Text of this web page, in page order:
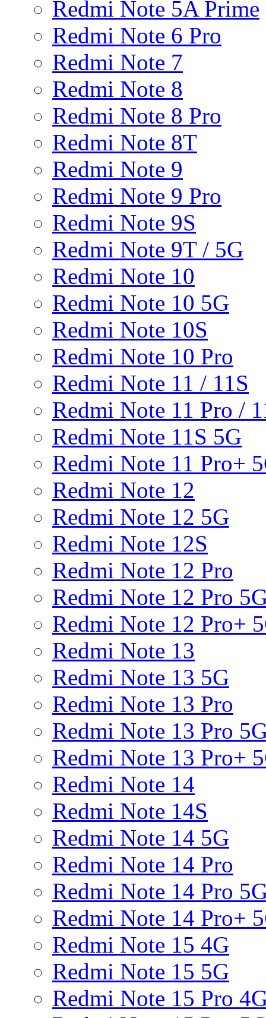
Redmi Note 5A Prime
Redmi Note 6 Pro
Redmi Note 7
Redmi Note 8
Redmi Note 8 Pro
Redmi Note 8T
Redmi Note 9
Redmi Note 9 Pro
Redmi Note 9S
Redmi Note 9T / 5G
Redmi Note 10
Redmi Note 10 5G
Redmi Note 10S
Redmi Note 10 Pro
Redmi Note 11 / 11S
Redmi Note 11 Pro /
Redmi Note 11S 5G
Redmi Note 11 Pro+
Redmi Note 12
Redmi Note 12 5G
Redmi Note 12S
Redmi Note 12 Pro
Redmi Note 12 Pro
Redmi Note 12 Pro+
Redmi Note 13
Redmi Note 13 5G
Redmi Note 13 Pro
Redmi Note 13 Pro
Redmi Note 13 Pro+
Redmi Note 14
Redmi Note 14S
Redmi Note 14 5G
Redmi Note 14 Pro
Redmi Note 14 Pro
Redmi Note 14 Pro+
Redmi Note 15 4G
Redmi Note 15 5G
Redmi Note 15 Pro